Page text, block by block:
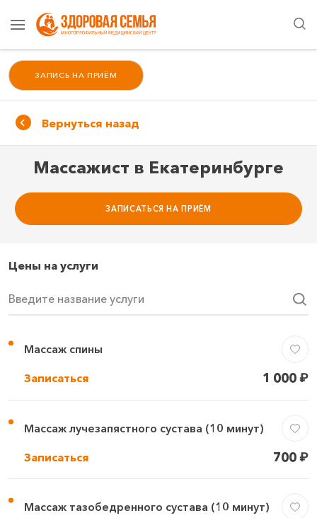
ЗАПИСЬ НА ПРИЁМ
Вернуться назад
Массажист в Екатеринбурге
ЗАПИСАТЬСЯ НА ПРИЁМ
Цены на услуги
Введите название услуги
Массаж спины
1 000₽
Записаться
Массаж лучезапястного сустава (10 минут)
700₽
Записаться
Массаж тазобедренного сустава (10 минут)